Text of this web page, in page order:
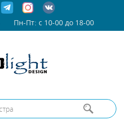
Пн-Пт: с 10-00 до 18-00